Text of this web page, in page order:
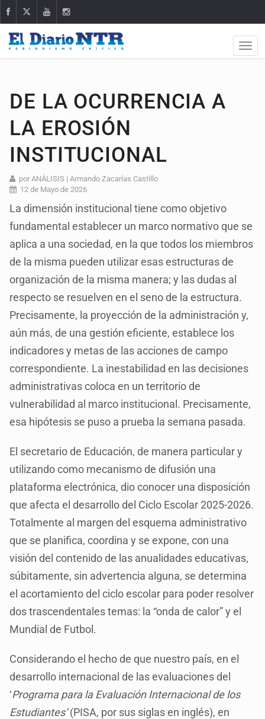
DE LA OCURRENCIA A
LA EROSIÓN
INSTITUCIONAL
por ANÁLISIS | Armando Zacarías Castillo
12 de Mayo de 2026
La dimensión institucional tiene como objetivo
fundamental establecer un marco normativo que se
aplica a una sociedad, en la que todos los miembros
de la misma pueden utilizar esas estructuras de
organización de la misma manera; y las dudas al
respecto se resuelven en el seno de la estructura.
Precisamente, la proyección de la administración y,
aún más, de una gestión eficiente, establece los
indicadores y metas de las acciones de campo
correspondiente. La inestabilidad en las decisiones
administrativas coloca en un territorio de
vulnerabilidad al marco institucional. Precisamente,
esa hipótesis se puso a prueba la semana pasada.
El secretario de Educación, de manera particular y
utilizando como mecanismo de difusión una
plataforma electrónica, dio conocer una disposición
que afecta el desarrollo del Ciclo Escolar 2025-2026.
Totalmente al margen del esquema administrativo
que se planifica, coordina y se expone, con una
visión del contenido de las anualidades educativas,
súbitamente, sin advertencia alguna, se determina
el acortamiento del ciclo escolar para poder resolver
dos trascendentales temas: la “onda de calor” y el
Mundial de Futbol.
Considerando el hecho de que nuestro país, en el
desarrollo internacional de las evaluaciones del
‘Programa para la Evaluación Internacional de los
Estudiantes’(PISA, por sus siglas en inglés), en